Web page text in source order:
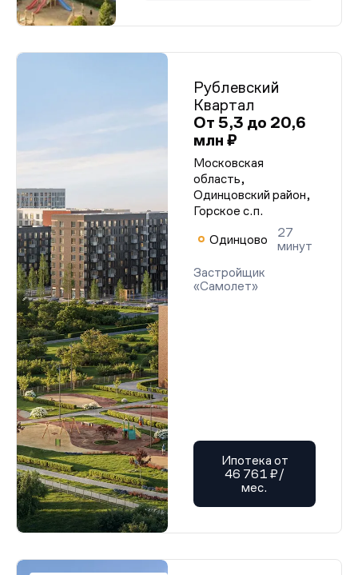
Рублевский
Квартал
От 5,3 до 20,6
млн ₽
Московская
область,
Одинцовский район,
Горское с.п.
Одинцово
27
минут
Застройщик
«Самолет»
Ипотека от
46 761 ₽/
мес.